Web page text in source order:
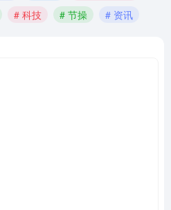
# 科技 # 节操 # 资讯